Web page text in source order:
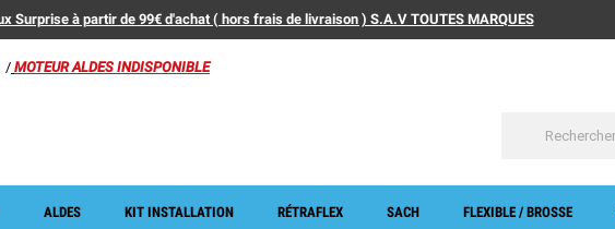
Surprise à partir de 99€ d'achat ( hors frais de livraison ) S.A.V TOUTES MARQUES
/ MOTEUR ALDES INDISPONIBLE
ALDES KIT INSTALLATION RÉTRAFLEX SACH FLEXIBLE / BROSSE